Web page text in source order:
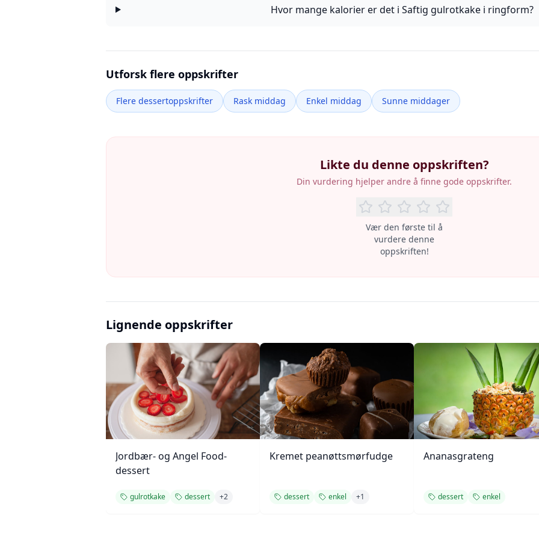
Hvor mange kalorier er det i Saftig gulrotkake i ringform?
Utforsk flere oppskrifter
Flere dessertoppskrifter Rask middag Enkel middag Sunne middager
Likte du denne oppskriften?
Din vurdering hjelper andre å finne gode oppskrifter.
Vær den første til å
vurdere denne
oppskriften!
Lignende oppskrifter
Jordbær- og Angel Food-
dessert
gulrotkake dessert +2
Kremet peanøttsmørfudge
dessert enkel +1
Ananasgrateng
dessert enkel